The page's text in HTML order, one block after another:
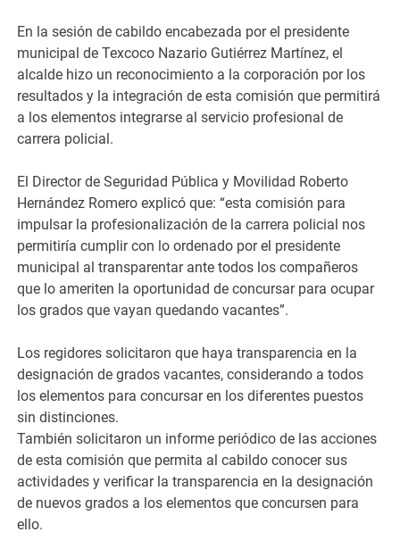
En la sesión de cabildo encabezada por el presidente
municipal de Texcoco Nazario Gutiérrez Martínez, el
alcalde hizo un reconocimiento a la corporación por los
resultados y la integración de esta comisión que permitirá
a los elementos integrarse al servicio profesional de
carrera policial.
El Director de Seguridad Pública y Movilidad Roberto
Hernández Romero explicó que: “esta comisión para
impulsar la profesionalización de la carrera policial nos
permitiría cumplir con lo ordenado por el presidente
municipal al transparentar ante todos los compañeros
que lo ameriten la oportunidad de concursar para ocupar
los grados que vayan quedando vacantes”.
Los regidores solicitaron que haya transparencia en la
designación de grados vacantes, considerando a todos
los elementos para concursar en los diferentes puestos
sin distinciones.
También solicitaron un informe periódico de las acciones
de esta comisión que permita al cabildo conocer sus
actividades y verificar la transparencia en la designación
de nuevos grados a los elementos que concursen para
ello.